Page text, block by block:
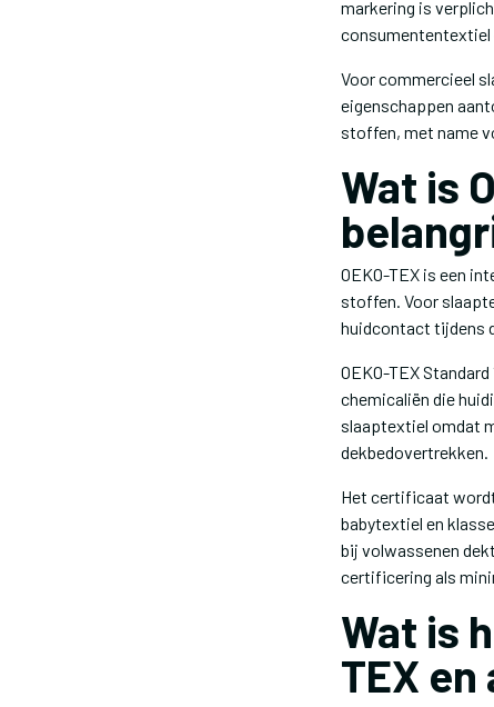
markering is
Voor commercieel
eigenschappen
stoffen, met name
Wat is
OEKO-TEX is een
stoffen. Voor
huidcontact tijdens
OEKO-TEX
chemicaliën die
slaaptextiel omdat
dekbedovertrekken.
Het certificaat
babytextiel en
bij volwassenen
certificering als
Wat is
TEX